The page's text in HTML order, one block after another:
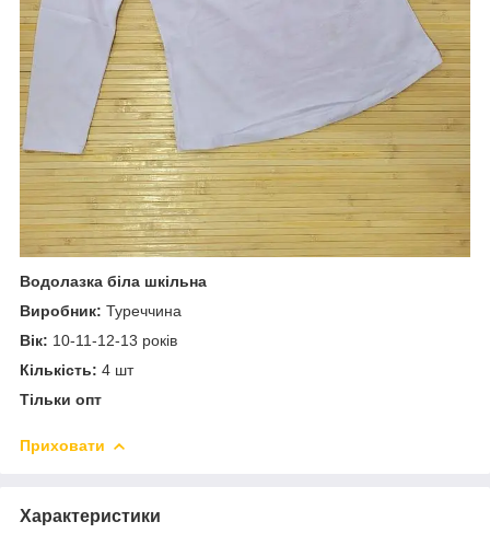
Водолазка біла шкільна
Виробник: Туреччина
Вік: 10-11-12-13 років
Кількість: 4 шт
Тільки опт
Приховати
Характеристики